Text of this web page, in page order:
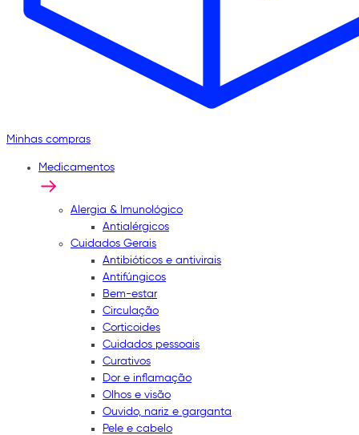
Minhas compras
Medicamentos
Alergia & Imunológico
Antialérgicos
Cuidados Gerais
Antibióticos e antivirais
Antifúngicos
Bem-estar
Circulação
Corticoides
Cuidados pessoais
Curativos
Dor e inflamação
Olhos e visão
Ouvido, nariz e garganta
Pele e cabelo